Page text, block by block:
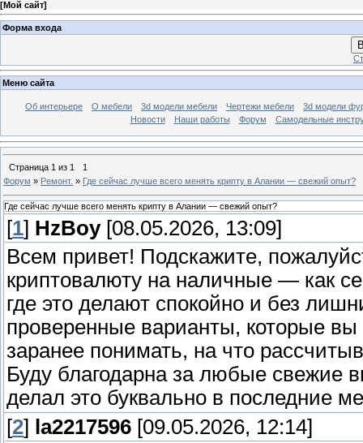
[Мой сайт]
Форма входа
Меню сайта
Об интерьере О мебели 3d модели мебели Чертежи мебели
3d модели
Новости
Наши работы Форум Самодельные
Страница 1 из 1
1
Форум » Ремонт. » Где сейчас лучше всего менять крипту в Алании — свежий опыт?
Где сейчас лучше всего менять крипту в Алании — свежий опыт?
[1] HzBoy[08.05.2026, 13:09]
Всем привет! Подскажите,
криптовалюту на наличные — как
где это делают спокойно и без
проверенные варианты, которые
заранее понимать, на что
Буду благодарна за любые свежие
делал это буквально в последние
[2] la2217596 [09.05.2026, 12:14]